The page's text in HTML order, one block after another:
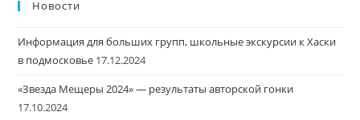
Новости
Информация для больших групп, школьные экскурсии к Хаски
в подмосковье 17.12.2024
«Звезда Мещеры 2024» — результаты авторской гонки
17.10.2024